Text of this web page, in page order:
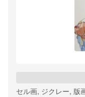
セル画, ジクレー, 版